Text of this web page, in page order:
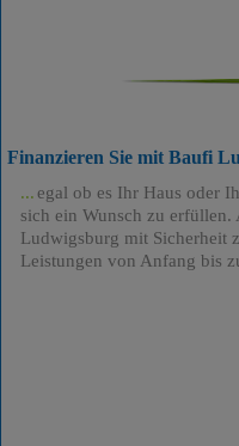
Finanzieren Sie mit Baufi
egal ob es Ihr Haus oder
sich ein Wunsch zu
Ludwigsburg mit Sicherheit
Leistungen von Anfang bis